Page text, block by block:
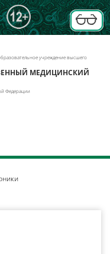
учреждение высшего
МЕДИЦИНСКИЙ
Федерации